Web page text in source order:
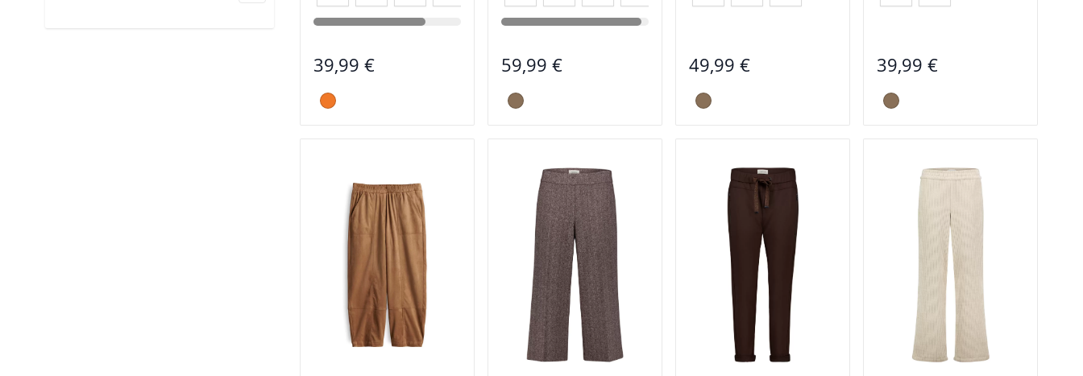
39,99 € 59,99 € 49,99 € 39,99 €